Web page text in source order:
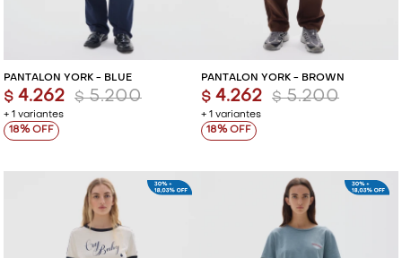
PANTALÓN YORK - BLUE
+ 1 variantes
$ 4.262 $ 5.200
18
PANTALÓN YORK - BROWN
+ 1 variantes
$ 4.262 $ 5.200
18